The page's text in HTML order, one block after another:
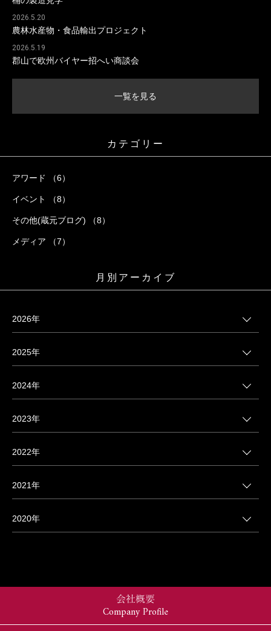
2026.5.20
農林水産物・食品輸出プロジェクト
2026.5.19
郡山で欧州バイヤー招へい商談会
一覧を見る
カテゴリー
アワード （6）
イベント （8）
その他(蔵元ブログ) （8）
メディア （7）
月別アーカイブ
2026年
2025年
2024年
2023年
2022年
2021年
2020年
会社概要
Company Profile